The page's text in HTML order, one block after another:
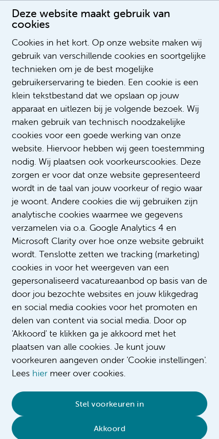
Deze website maakt gebruik van
cookies
Cookies in het kort. Op onze website maken wij
gebruik van verschillende cookies en soortgelijke
technieken om je de best mogelijke
gebruikerservaring te bieden. Een cookie is een
klein tekstbestand dat we opslaan op jouw
apparaat en uitlezen bij je volgende bezoek. Wij
maken gebruik van technisch noodzakelijke
cookies voor een goede werking van onze
website. Hiervoor hebben wij geen toestemming
nodig. Wij plaatsen ook voorkeurscookies. Deze
zorgen er voor dat onze website gepresenteerd
wordt in de taal van jouw voorkeur of regio waar
je woont. Andere cookies die wij gebruiken zijn
analytische cookies waarmee we gegevens
verzamelen via o.a. Google Analytics 4 en
Microsoft Clarity over hoe onze website gebruikt
wordt. Tenslotte zetten we tracking (marketing)
cookies in voor het weergeven van een
gepersonaliseerd vacatureaanbod op basis van de
door jou bezochte websites en jouw klikgedrag
en social media cookies voor het promoten en
delen van content via social media. Door op
'Akkoord' te klikken ga je akkoord met het
plaatsen van alle cookies. Je kunt jouw
voorkeuren aangeven onder 'Cookie instellingen'.
Lees hier meer over cookies.
Stel voorkeuren in
Akkoord
Esmeralda van Ormondt
Cookieverklaring • Sitemap